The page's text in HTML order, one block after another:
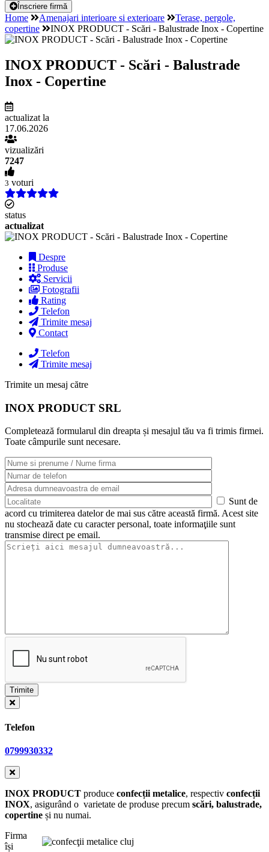
Înscriere firmă
Home Amenajari interioare si exterioare
Terase, pergole,
copertine
INOX PRODUCT - Scări - Balustrade Inox - Copertine
INOX PRODUCT - Scări - Balustrade
Inox - Copertine
actualizat la
17.06.2026
vizualizări
7247
3 voturi
status
actualizat
Despre
Produse
Servicii
Fotografii
Rating
Telefon
Trimite mesaj
Contact
Telefon
Trimite mesaj
Trimite un mesaj către
INOX PRODUCT SRL
Completează formularul din dreapta și mesajul tău va fi trimis firmei.
Toate câmpurile sunt necesare.
Sunt de
acord cu trimiterea datelor de mai sus către această firmă. Acest site
nu stochează date cu caracter personal, toate informaţiile sunt
transmise direct pe email.
Telefon
0799930332
INOX PRODUCT produce confecții metalice, respectiv confecții
INOX, asigurând o varietate de produse precum scări, balustrade,
copertine și nu numai.
Firma
își